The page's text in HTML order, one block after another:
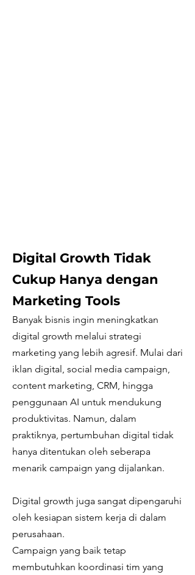
Digital Growth Tidak
Cukup Hanya dengan
Marketing Tools
Banyak bisnis ingin meningkatkan
digital growth melalui strategi
marketing yang lebih agresif. Mulai dari
iklan digital, social media campaign,
content marketing, CRM, hingga
penggunaan AI untuk mendukung
produktivitas. Namun, dalam
praktiknya, pertumbuhan digital tidak
hanya ditentukan oleh seberapa
menarik campaign yang dijalankan.
Digital growth juga sangat dipengaruhi
oleh kesiapan sistem kerja di dalam
perusahaan.
Campaign yang baik tetap
membutuhkan koordinasi tim yang